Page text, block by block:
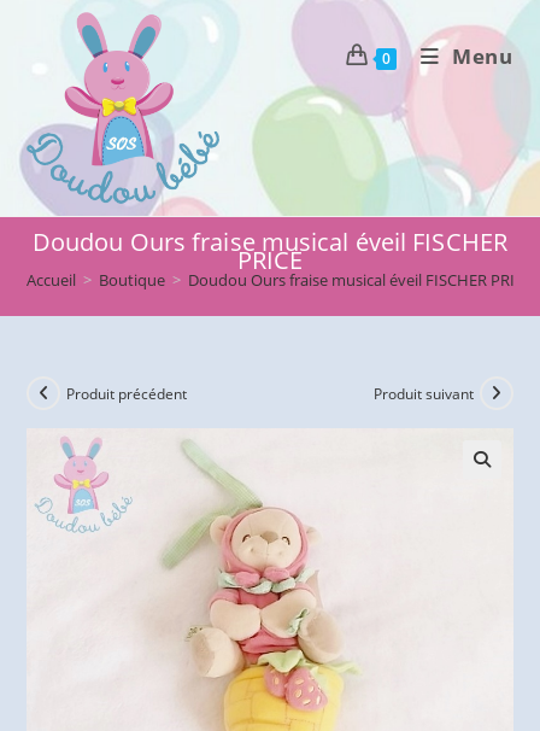
0 Menu
Doudou Ours fraise musical éveil FISCHER
PRICE
Accueil > Boutique > Doudou Ours fraise musical éveil FISCHER PRICE
Produit précédent Produit suivant